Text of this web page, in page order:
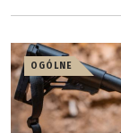
OGÓLNE